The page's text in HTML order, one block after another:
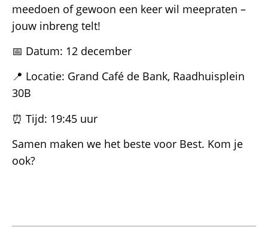
meedoen of gewoon een keer wil meepraten –
jouw inbreng telt!
📅 Datum: 12 december
📍 Locatie: Grand Café de Bank, Raadhuisplein
30B
⏰ Tijd: 19:45 uur
Samen maken we het beste voor Best. Kom je
ook?